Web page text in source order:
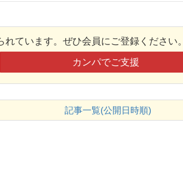
ています。ぜひ会員にご登録ください。
カンパでご支援
記事一覧(公開日時順)